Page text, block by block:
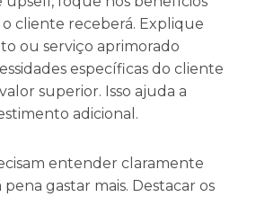
o cliente receberá. Explique
ou serviço aprimorado
específicas do cliente
superior. Isso ajuda a
adicional.
entender claramente
gastar mais. Destacar os